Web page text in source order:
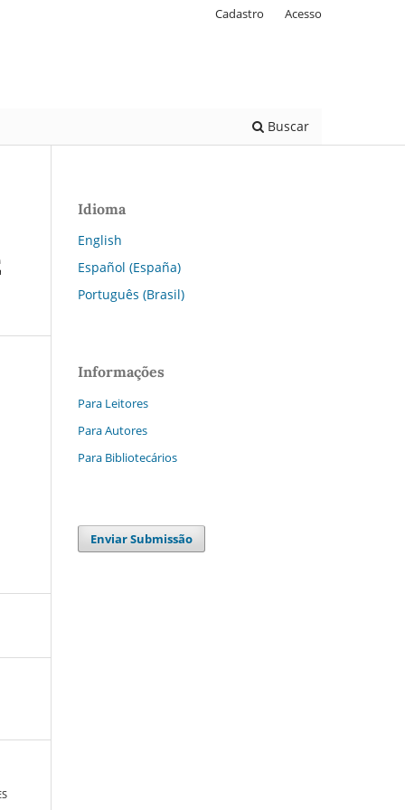
Buscar
Cadastro Acesso
Idioma
English
Español (España)
Português (Brasil)
Informações
Para Leitores
Para Autores
Para Bibliotecários
Enviar Submissão